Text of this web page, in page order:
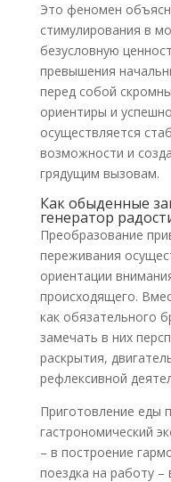
Это феномен
стимулирования в
безусловную
превышения
перед собой
ориентиры и
осуществляется
возможности и
грядущим вызовам.
Как обыденные
генератор
Преобразование
переживания
ориентации
происходящего.
как обязательного
замечать в них
раскрытия,
рефлексивной
Приготовление еды
гастрономический
– в построение
поездка на работу